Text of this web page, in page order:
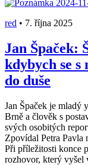
red • 7. října 2025
Jan Špaček:
kdybych se
do duše
Jan Špaček je mladý
Brně a člověk s
svých osobitých
Zpovídal Petra Pavla
Při příležitosti konce
rozhovor, který vyšel